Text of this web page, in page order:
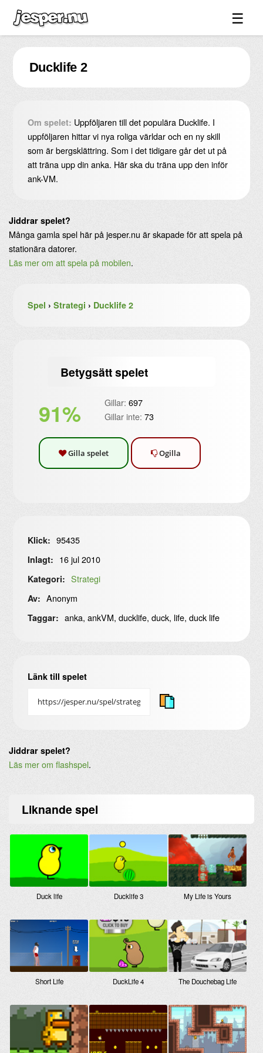
☰
Spel ↓
Bilder ↓
Forum ↓
Videos
Blandat ↓
Om sidan ↓
Ducklife 2
Om spelet: Uppföljaren till det populära Ducklife. I
uppföljaren hittar vi nya roliga världar och en ny skill
som är bergsklättring. Som i det tidigare går det ut på
att träna upp din anka. Här ska du träna upp den inför
ank-VM.
Jiddrar spelet?
Många gamla spel här på jesper.nu är skapade för att spela på
stationära datorer.
Läs mer om att spela på mobilen.
Spel › Strategi › Ducklife 2
Betygsätt spelet
91% Gillar: 697
Gillar inte: 73
Gilla spelet Ogilla
Klick: 95435
Inlagt: 16 jul 2010
Kategori: Strategi
Av: Anonym
Taggar: anka, ankVM, ducklife, duck, life, duck life
Länk till spelet
Jiddrar spelet?
Läs mer om flashspel.
Liknandespel
Duck life Ducklife 3 My Life is Yours
Short Life DuckLife 4 The Douchebag Life